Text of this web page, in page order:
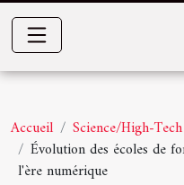
Accueil
Science/High-Tech
Évolution des écoles de
l'ère numérique